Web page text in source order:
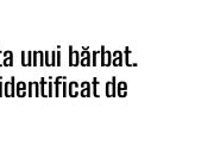
unui bărbat.
de